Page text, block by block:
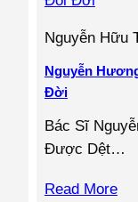
Nguyễn Hữu
Nguyễn
Đời
Bác Sĩ
Được Dệt…
Read More